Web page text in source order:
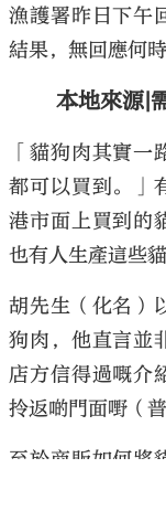
漁護署昨日下午
結果，無回應何
本地來源|
「貓狗肉其實
都可以買到。」
港市面上買到的
也有人生產這些貓
胡先生（化名）
狗肉，他直言並
店方信得過嘅介
拎返啲門面嘢（
至於商販如何將